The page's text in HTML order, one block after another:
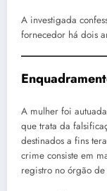
A investigada
fornecedor há dois
A mulher foi
que trata da
destinados a fins
crime consiste em
registro no órgão